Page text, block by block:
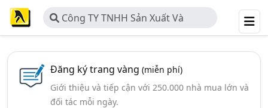
Công TY TNHH Sản Xuất Và
Thương Mại Mai Lâm
Đăng ký trang vàng (miễn phí)
Giới thiệu và tiếp cận với 250.000 nhà mua lớn và
đối tác mỗi ngày.